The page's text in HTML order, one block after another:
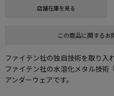
店舗在庫を見る
この商品に関するお
ファイテン社の独自技術を取り入
ファイテン社の水溶化メタル技術
アンダーウェアです。